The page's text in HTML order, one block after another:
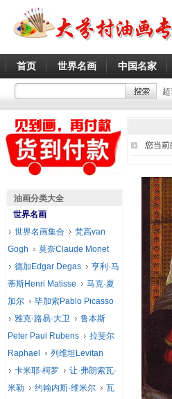
首页 世界名画 中国名家
您当前
油画分类大全
世界名画
世界名画集合
梵高van
Gogh
莫奈Claude Monet
德加Edgar Degas
亨利·马
蒂斯Henri Matisse
马克·夏
加尔
毕加索Pablo Picasso
雅克·路易·大卫
鲁本斯
Peter Paul Rubens
拉斐尔
Raphael
列维坦Levitan
卡米耶·柯罗
让·弗朗索瓦·
米勒
约翰内斯·维米尔
瓦